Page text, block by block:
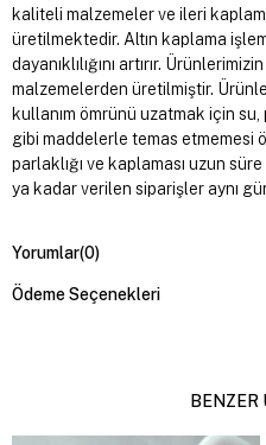
kaliteli malzemeler ve ileri
üretilmektedir. Altın kaplama
dayanıklılığını artırır.
malzemelerden üretilmiştir.
kullanım ömrünü uzatmak için
gibi maddelerle temas etmemesi
parlaklığı ve kaplaması uzun
ya kadar verilen siparişler aynı
Yorumlar(0)
Ödeme Seçenekleri
BENZER